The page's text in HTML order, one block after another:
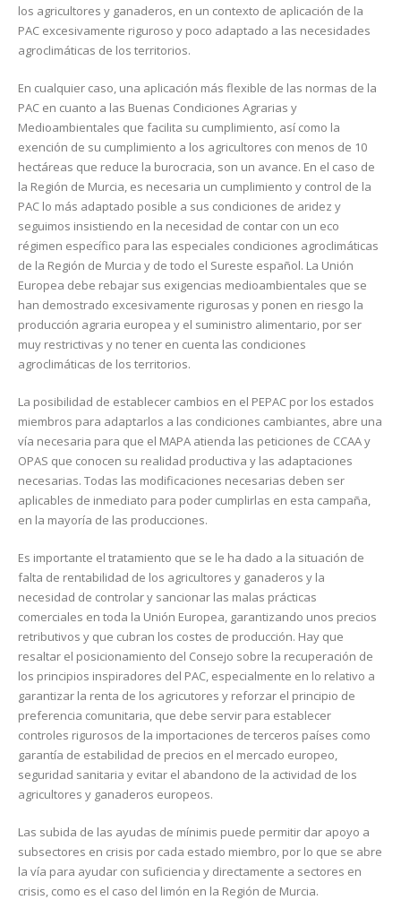
los agricultores y ganaderos, en un contexto de aplicación de la
PAC excesivamente riguroso y poco adaptado a las necesidades
agroclimáticas de los territorios.
En cualquier caso, una aplicación más flexible de las normas de la
PAC en cuanto a las Buenas Condiciones Agrarias y
Medioambientales que facilita su cumplimiento, así como la
exención de su cumplimiento a los agricultores con menos de 10
hectáreas que reduce la burocracia, son un avance. En el caso de
la Región de Murcia, es necesaria un cumplimiento y control de la
PAC lo más adaptado posible a sus condiciones de aridez y
seguimos insistiendo en la necesidad de contar con un eco
régimen específico para las especiales condiciones agroclimáticas
de la Región de Murcia y de todo el Sureste español. La Unión
Europea debe rebajar sus exigencias medioambientales que se
han demostrado excesivamente rigurosas y ponen en riesgo la
producción agraria europea y el suministro alimentario, por ser
muy restrictivas y no tener en cuenta las condiciones
agroclimáticas de los territorios.
La posibilidad de establecer cambios en el PEPAC por los estados
miembros para adaptarlos a las condiciones cambiantes, abre una
vía necesaria para que el MAPA atienda las peticiones de CCAA y
OPAS que conocen su realidad productiva y las adaptaciones
necesarias. Todas las modificaciones necesarias deben ser
aplicables de inmediato para poder cumplirlas en esta campaña,
en la mayoría de las producciones.
Es importante el tratamiento que se le ha dado a la situación de
falta de rentabilidad de los agricultores y ganaderos y la
necesidad de controlar y sancionar las malas prácticas
comerciales en toda la Unión Europea, garantizando unos precios
retributivos y que cubran los costes de producción. Hay que
resaltar el posicionamiento del Consejo sobre la recuperación de
los principios inspiradores del PAC, especialmente en lo relativo a
garantizar la renta de los agricutores y reforzar el principio de
preferencia comunitaria, que debe servir para establecer
controles rigurosos de la importaciones de terceros países como
garantía de estabilidad de precios en el mercado europeo,
seguridad sanitaria y evitar el abandono de la actividad de los
agricultores y ganaderos europeos.
Las subida de las ayudas de mínimis puede permitir dar apoyo a
subsectores en crisis por cada estado miembro, por lo que se abre
la vía para ayudar con suficiencia y directamente a sectores en
crisis, como es el caso del limón en la Región de Murcia.